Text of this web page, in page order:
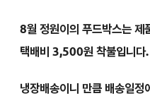
8월 정원이의 푸드박스는 제
택배비 3,500원 착불입니다.
냉장배송이니 만큼 배송일정